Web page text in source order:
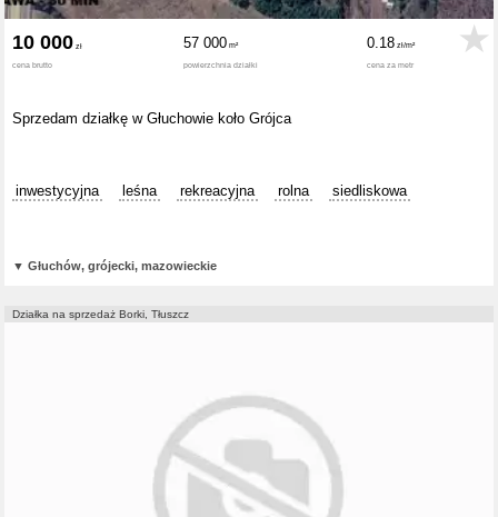
10 000
cena brutto
57 000
powierzchnia działki
0.18
cena za metr
Sprzedam działkę w Głuchowie koło Grójca
inwestycyjna leśna rekreacyjna rolna siedliskowa
▼Głuchów, grójecki, mazowieckie
Działka na sprzedaż Borki, Tłuszcz